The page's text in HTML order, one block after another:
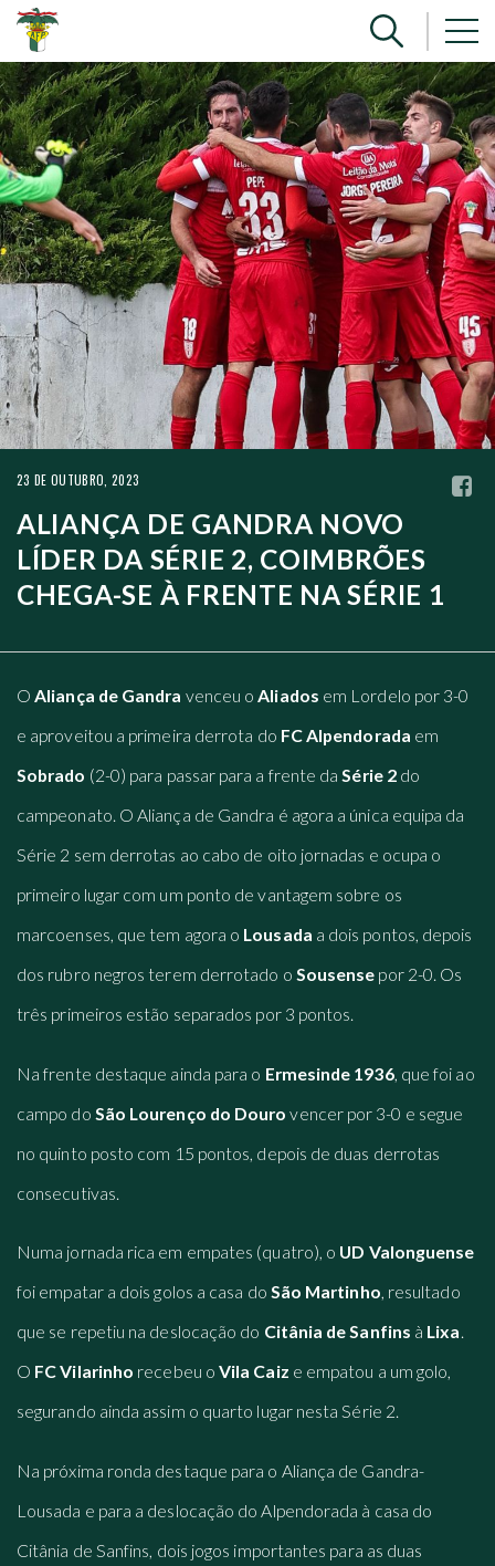
23 DE OUTUBRO, 2023
ALIANÇA DE GANDRA NOVO
LÍDER DA SÉRIE 2, COIMBRÕES
CHEGA-SE À FRENTE NA SÉRIE 1
OAliança de Gandra venceu oAliados em Lordelo por 3-0
e aproveitou a primeira derrota do FC Alpendorada em
Sobrado (2-0) para passar para a frente daSérie 2do
campeonato. O Aliança de Gandra é agora a única equipa da
Série 2 sem derrotas ao cabo de oito jornadas e ocupa o
primeiro lugar com um ponto de vantagem sobre os
marcoenses, que tem agora o Lousada a dois pontos, depois
dos rubro negros terem derrotado o Sousense por 2-0. Os
três primeiros estão separados por 3 pontos.
Na frente destaque ainda para o Ermesinde 1936, que foi ao
campo do São Lourenço do Douro vencer por 3-0 e segue
no quinto posto com 15 pontos, depois de duas derrotas
consecutivas.
Numa jornada rica em empates (quatro), o UD Valonguense
foi empatar a dois golos a casa do São Martinho, resultado
que se repetiu na deslocação do Citânia de Sanfins à Lixa.
O FC Vilarinho recebeu o Vila Caiz e empatou a um golo,
segurando ainda assim o quarto lugar nesta Série 2.
Na próxima ronda destaque para o Aliança de Gandra-
Lousada e para a deslocação do Alpendorada à casa do
Citânia de Sanfins, dois jogos importantes para as duas